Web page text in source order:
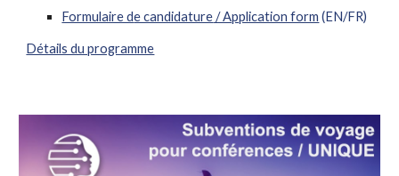
Formulaire de candidature/ Application form (EN/FR)
Détails du programme